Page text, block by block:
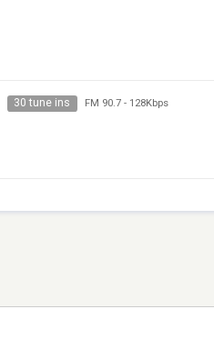
30 tune ins FM 90.7- 128Kbps